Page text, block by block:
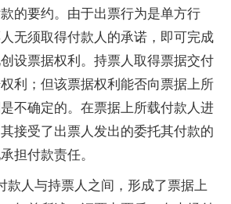
的要约。由于出票行为是单方行
无须取得付款人的承诺，即可完成
设票据权利。持票人取得票据交付
利；但该票据权利能否向票据上所
不确定的。在票据上所载付款人进
接受了出票人发出的委托其付款的
担付款责任。
人与持票人之间，形成了票据上